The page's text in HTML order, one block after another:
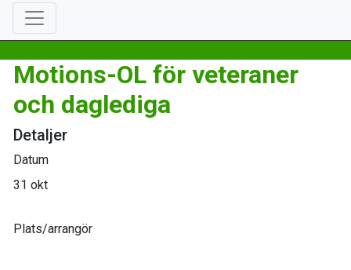
Motions-OL för veteraner
och daglediga
Detaljer
Datum
31 okt
Plats/arrangör